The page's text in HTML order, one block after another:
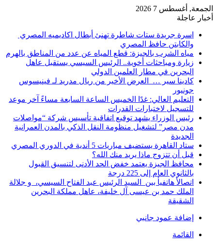
الجمعة, أغسطس 7 2026
أخبار عاجلة
اسرة جريدة ستات شاطرة تهنئ أبطال اكاديميه المصري
والكابتن حافظ المصري
مياه الشرب بالجيزة: قطع المياه عن عدد من المناطق بالهرم
زيارة ومباحثات أخوية.. الرئيس السيسي يستقبل عاهل
البحرين في مطار العلمين الدولي
كادينا سير … العرض الأخير من ريال مدريد لـ فينيسوس
جونيور
التعليم العالي: غدًا الخميس الساعة السابعة مساءً آخر موعد
للتسجيل لاختبارات القدرات
رئيس الوزراء يشهد توقيع اتفاقية تأسيس شركة “مواصلات
مدن مصر” لتشغيل منظومة النقل الذكي بالمدن العمرانية
الجديدة
ستاد القاهرة يستضيف مباريات 5 أندية في الدوري المصري
قبل أن تتزوج ماذا يريد منك الله؟
محافظ الجيزة يعتمد خفض الحد الأدنى لتنسيق القبول
بالثانوي العام إلى 225 درجة
اتصالأ هاتفيأ بين السيد الرئيس عبد الفتاح السيسي، و جلالة
الملك حمد بن عيسى آل خليفة، عاهل مملكة البحرين
الشقيقة
إضافة عمود جانبي
القائمة